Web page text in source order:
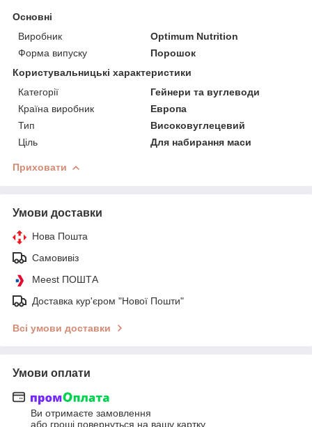
Основні
Виробник
Optimum Nutrition
Форма випуску
Порошок
Користувальницькі характеристики
Категорії
Гейнери та вуглеводи
Країна виробник
Европа
Тип
Високовуглецевий
Ціль
Для набирання маси
Приховати
Умови доставки
Нова Пошта
Самовивіз
Meest ПОШТА
Доставка кур'єром "Нової Пошти"
Всі умови доставки
Умови оплати
Ви отримаєте замовлення
або гроші повернуться на вашу картку